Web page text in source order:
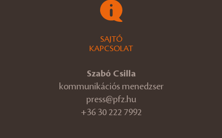
SAJTÓ
KAPCSOLAT
Szabó Csilla
kommunikációs menedzser
press@pfz.hu
+36 30 222 7992